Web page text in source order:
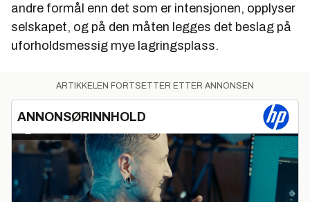
andre formål enn det som er intensjonen, opplyser
selskapet, og på den måten legges det beslag på
uforholdsmessig mye lagringsplass.
ARTIKKELEN FORTSETTER ETTER ANNONSEN
ANNONSØRINNHOLD